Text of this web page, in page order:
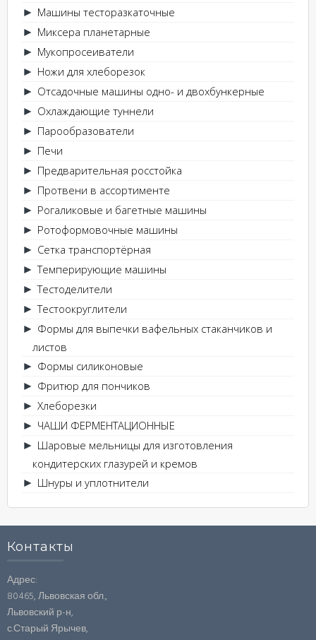
► Машины тесторазкаточные
► Миксера планетарные
► Мукопросеиватели
► Ножи для хлеборезок
► Отсадочные машины одно- и двохбункерные
► Охлаждающие туннели
► Парообразователи
► Печи
► Предварительная росстойка
► Протвени в ассортименте
► Рогаликовые и багетные машины
► Ротоформовочные машины
► Сетка транспортёрная
► Темперирующие машины
► Тестоделители
► Тестоокруглители
► Формы для выпечки вафельных стаканчиков и
листов
► Формы силиконовые
► Фритюр для пончиков
► Хлеборезки
► ЧАШИ ФЕРМЕНТАЦИОННЫЕ
► Шаровые мельницы для изготовления
кондитерских глазурей и кремов
► Шнуры и уплотнители
Контакты
Адрес:
80465, Львовская обл.,
Львовский р-н,
с.Старый Ярычев,